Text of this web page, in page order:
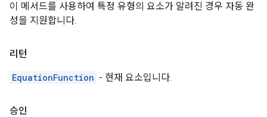
이 메서드를 사용하여 특정 유형의 요소가 알려진 경우 자동 완
성을 지원합니다.
리턴
EquationFunction - 현재 요소입니다.
승인